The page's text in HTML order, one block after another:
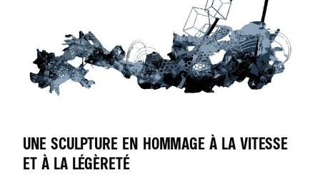
UNE SCULPTURE EN HOMMAGE À LA VITESSE
ET À LA LÉGÈRETÉ